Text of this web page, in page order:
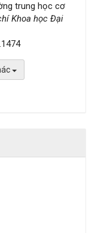
trung học cơ
Khoa học Đại